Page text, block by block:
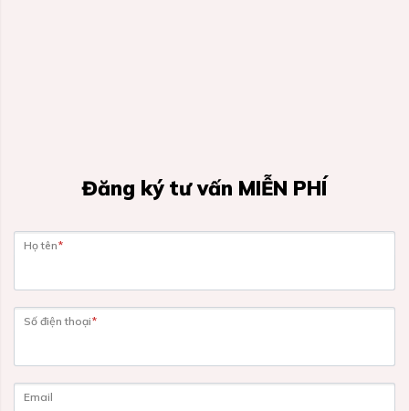
Đăng ký tư vấn MIỄN PHÍ
Họ tên*
Số điện thoại*
Email